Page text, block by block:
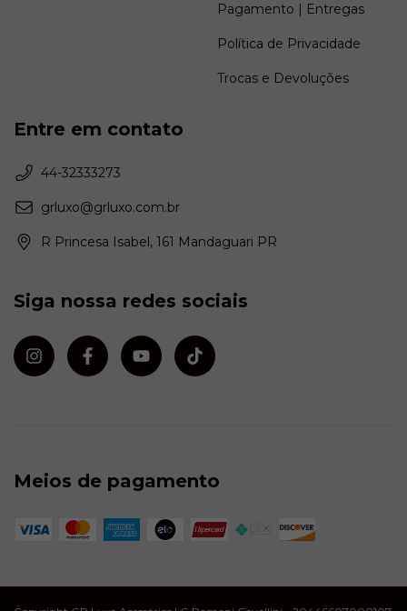
Pagamento | Entregas
Política de Privacidade
Trocas e Devoluções
Entre em contato
44-32333273
grluxo@grluxo.com.br
R Princesa Isabel, 161 Mandaguari PR
Siga nossa redes sociais
Meios de pagamento